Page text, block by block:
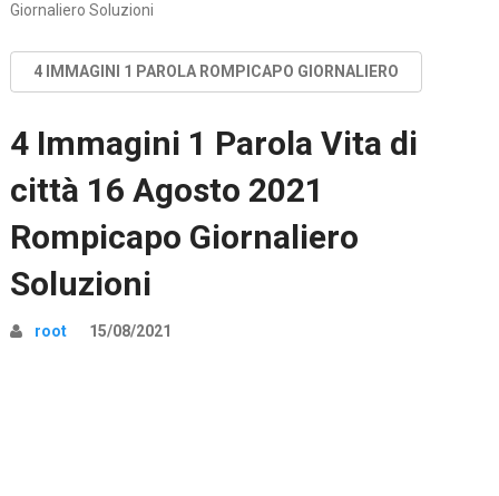
Giornaliero Soluzioni
4 IMMAGINI 1 PAROLA ROMPICAPO GIORNALIERO
4 Immagini 1 Parola Vita di
città 16 Agosto 2021
Rompicapo Giornaliero
Soluzioni
root 15/08/2021